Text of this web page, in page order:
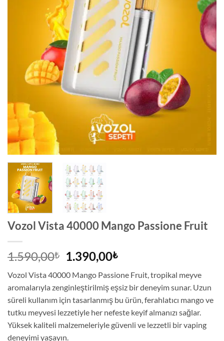
Vozol Vista 40000 Mango Passione Fruit
1.590,00₺
Orijinal
1.590,00₺.
1.390,00₺Şu
fiyat:
1.390,00₺.
Vozol Vista 40000 Mango Passione Fruit, tropikal meyve
aromalarıyla zenginleştirilmiş eşsiz bir deneyim sunar. Uzun
süreli kullanım için tasarlanmış bu ürün, ferahlatıcı mango ve
tutku meyvesi lezzetiyle her nefeste keyif almanızı sağlar.
Yüksek kaliteli malzemeleriyle güvenli ve lezzetli bir vaping
deneyimi yaşayın.